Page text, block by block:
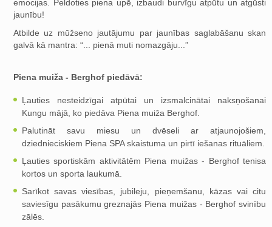
emocijas. Peldoties piena upē, izbaudi burvīgu atpūtu un atgūsti
jaunību!
Atbilde uz mūžseno jautājumu par jaunības saglabāšanu skan
galvā kā mantra: “... pienā muti nomazgāju...”
Piena muiža - Berghof piedāvā:
Ļauties nesteidzīgai atpūtai un izsmalcinātai naksņošanai
Kungu mājā, ko piedāva Piena muiža Berghof.
Palutināt savu miesu un dvēseli ar atjaunojošiem,
dziednieciskiem Piena SPA skaistuma un pirtī iešanas rituāliem.
Ļauties sportiskām aktivitātēm Piena muižas - Berghof tenisa
kortos un sporta laukumā.
Sarīkot savas viesības, jubileju, pieņemšanu, kāzas vai citu
saviesīgu pasākumu greznajās Piena muižas - Berghof svinību
zālēs.